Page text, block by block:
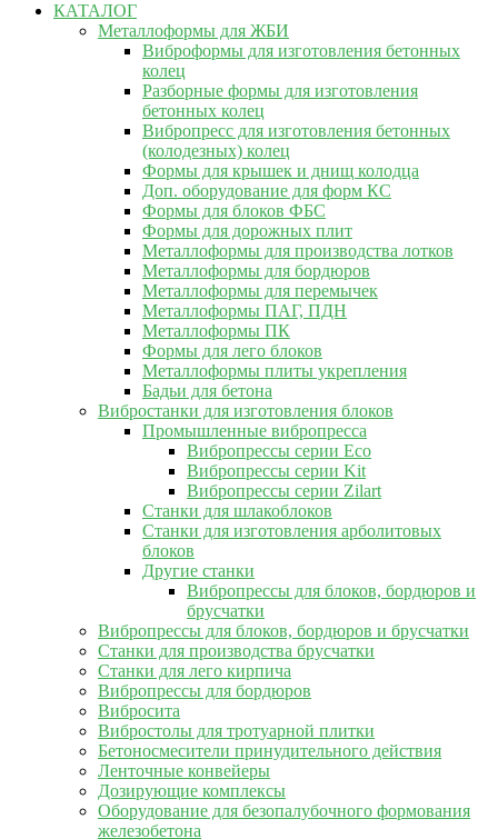
КАТАЛОГ
Металлоформы для ЖБИ
Виброформы для изготовления бетонных
колец
Разборные формы для изготовления
бетонных колец
Вибропресс для изготовления бетонных
(колодезных) колец
Формы для крышек и днищ колодца
Доп. оборудование для форм КС
Формы для блоков ФБС
Формы для дорожных плит
Металлоформы для производства лотков
Металлоформы для бордюров
Металлоформы для перемычек
Металлоформы ПАГ, ПДН
Металлоформы ПК
Формы для лего блоков
Металлоформы плиты укрепления
Бадьи для бетона
Вибростанки для изготовления блоков
Промышленные вибропресса
Вибропрессы серии Eco
Вибропрессы серии Kit
Вибропрессы серии Zilart
Станки для шлакоблоков
Станки для изготовления арболитовых
блоков
Другие станки
Вибропрессы для блоков, бордюров и
брусчатки
Вибропрессы для блоков, бордюров и брусчатки
Станки для производства брусчатки
Станки для лего кирпича
Вибропрессы для бордюров
Вибросита
Вибростолы для тротуарной плитки
Бетоносмесители принудительного действия
Ленточные конвейеры
Дозирующие комплексы
Оборудование для безопалубочного формования
железобетона